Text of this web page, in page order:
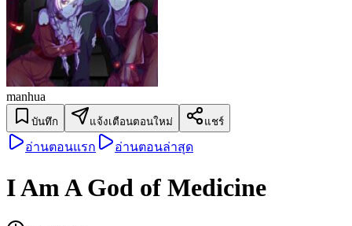
manhua
บันทึก แจ้งเตือนตอนใหม่ แชร์
อ่านตอนแรก อ่านตอนล่าสุด
I Am A God of Medicine